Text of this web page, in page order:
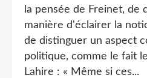
la pensée de Freinet, de
manière d'éclairer la
de distinguer un aspect
politique, comme le fait
Lahire : « Même si ces...